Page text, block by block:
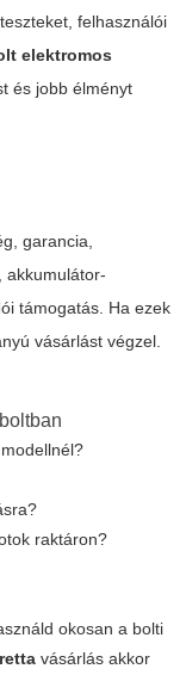
felhasználói
elektromos
és jobb élményt
garancia,
akkumulátor-
támogatás. Ha ezek
vásárlást végzel.
raktáron?
okosan a bolti
vásárlás akkor